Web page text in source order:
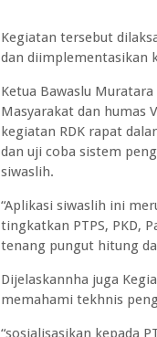
Kegiatan tersebut
dan diimplementasikan
Ketua Bawaslu
Masyarakat dan humas
kegiatan RDK rapat
dan uji coba sistem
siwaslih.
“Aplikasi siwaslih ini
tingkatkan PTPS, PKD,
tenang pungut hitung
Dijelaskannha juga
memahami tekhnis
“sosialisasikan kepada